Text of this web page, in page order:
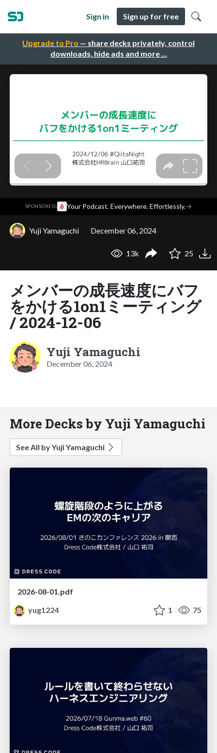
Upgrade to Pro — share decks privately, control
downloads, hide ads and more …
Sign in Sign up for free
SPONSORED· Your Podcast. Everywhere. Effortlessly.→
Yuji Yamaguchi December 06, 2024
13k 25
メンバーの成長速度にバフ
をかける1on1ミーティング
/ 2024-12-06
Yuji Yamaguchi
December 06, 2024
More Decks by Yuji Yamaguchi
See All by Yuji Yamaguchi
2026-08-01.pdf
yug1224
1 75